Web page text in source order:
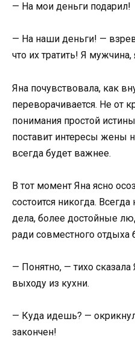
— На мои деньги подарил!
— На наши деньги! —
что их тратить! Я
Яна почувствовала, как
переворачивается. Не от
понимания простой
поставит интересы жены
всегда будет важнее.
В тот момент Яна ясно
состоится никогда.
дела, более достойные
ради совместного
— Понятно, — тихо сказала
выходу из кухни.
— Куда идешь? —
закончен!